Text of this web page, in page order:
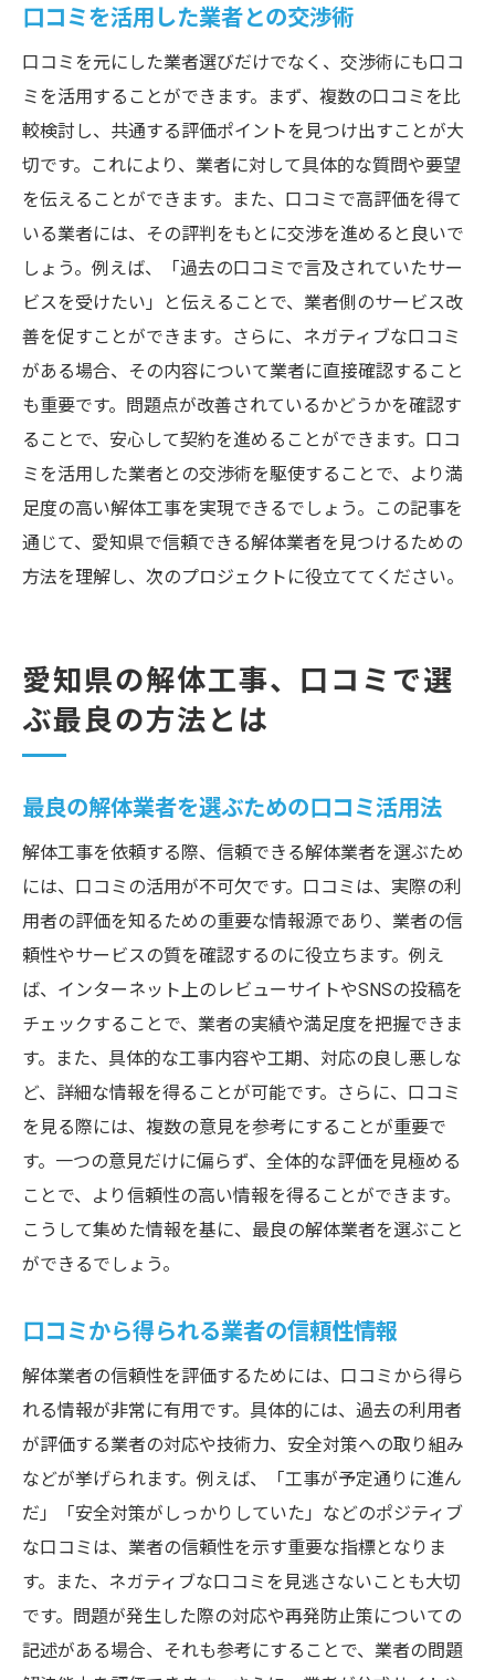
口コミを活用した業者との交渉術
口コミを元にした業者選びだけでなく、交渉術にも口コ
ミを活用することができます。まず、複数の口コミを比
較検討し、共通する評価ポイントを見つけ出すことが大
切です。これにより、業者に対して具体的な質問や要望
を伝えることができます。また、口コミで高評価を得て
いる業者には、その評判をもとに交渉を進めると良いで
しょう。例えば、「過去の口コミで言及されていたサー
ビスを受けたい」と伝えることで、業者側のサービス改
善を促すことができます。さらに、ネガティブな口コミ
がある場合、その内容について業者に直接確認すること
も重要です。問題点が改善されているかどうかを確認す
ることで、安心して契約を進めることができます。口コ
ミを活用した業者との交渉術を駆使することで、より満
足度の高い解体工事を実現できるでしょう。この記事を
通じて、愛知県で信頼できる解体業者を見つけるための
方法を理解し、次のプロジェクトに役立ててください。
愛知県の解体工事、口コミで選
ぶ最良の方法とは
最良の解体業者を選ぶための口コミ活用法
解体工事を依頼する際、信頼できる解体業者を選ぶため
には、口コミの活用が不可欠です。口コミは、実際の利
用者の評価を知るための重要な情報源であり、業者の信
頼性やサービスの質を確認するのに役立ちます。例え
ば、インターネット上のレビューサイトやSNSの投稿を
チェックすることで、業者の実績や満足度を把握できま
す。また、具体的な工事内容や工期、対応の良し悪しな
ど、詳細な情報を得ることが可能です。さらに、口コミ
を見る際には、複数の意見を参考にすることが重要で
す。一つの意見だけに偏らず、全体的な評価を見極める
ことで、より信頼性の高い情報を得ることができます。
こうして集めた情報を基に、最良の解体業者を選ぶこと
ができるでしょう。
口コミから得られる業者の信頼性情報
解体業者の信頼性を評価するためには、口コミから得ら
れる情報が非常に有用です。具体的には、過去の利用者
が評価する業者の対応や技術力、安全対策への取り組み
などが挙げられます。例えば、「工事が予定通りに進ん
だ」「安全対策がしっかりしていた」などのポジティブ
な口コミは、業者の信頼性を示す重要な指標となりま
す。また、ネガティブな口コミを見逃さないことも大切
です。問題が発生した際の対応や再発防止策についての
記述がある場合、それも参考にすることで、業者の問題